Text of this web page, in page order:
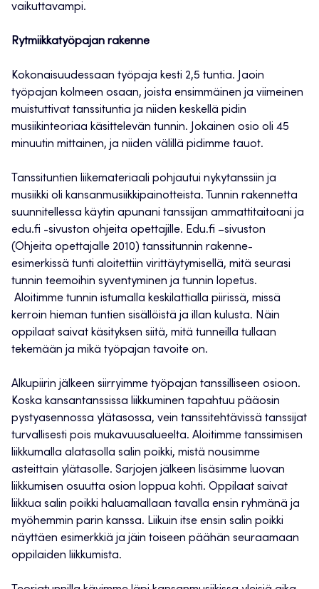
vaikuttavampi.
Rytmiikkatyöpajan rakenne
Kokonaisuudessaan työpaja kesti 2,5 tuntia. Jaoin
työpajan kolmeen osaan, joista ensimmäinen ja viimeinen
muistuttivat tanssituntia ja niiden keskellä pidin
musiikinteoriaa käsittelevän tunnin. Jokainen osio oli 45
minuutin mittainen, ja niiden välillä pidimme tauot.
Tanssituntien liikemateriaali pohjautui nykytanssiin ja
musiikki oli kansanmusiikkipainotteista. Tunnin rakennetta
suunnitellessa käytin apunani tanssijan ammattitaitoani ja
edu.fi -sivuston ohjeita opettajille. Edu.fi –sivuston
(Ohjeita opettajalle 2010) tanssitunnin rakenne-
esimerkissä tunti aloitettiin virittäytymisellä, mitä seurasi
tunnin teemoihin syventyminen ja tunnin lopetus.
Aloitimme tunnin istumalla keskilattialla piirissä, missä
kerroin hieman tuntien sisällöistä ja illan kulusta. Näin
oppilaat saivat käsityksen siitä, mitä tunneilla tullaan
tekemään ja mikä työpajan tavoite on.
Alkupiirin jälkeen siirryimme työpajan tanssilliseen osioon.
Koska kansantanssissa liikkuminen tapahtuu pääosin
pystyasennossa ylätasossa, vein tanssitehtävissä tanssijat
turvallisesti pois mukavuusalueelta. Aloitimme tanssimisen
liikkumalla alatasolla salin poikki, mistä nousimme
asteittain ylätasolle. Sarjojen jälkeen lisäsimme luovan
liikkumisen osuutta osion loppua kohti. Oppilaat saivat
liikkua salin poikki haluamallaan tavalla ensin ryhmänä ja
myöhemmin parin kanssa. Liikuin itse ensin salin poikki
näyttäen esimerkkiä ja jäin toiseen päähän seuraamaan
oppilaiden liikkumista.